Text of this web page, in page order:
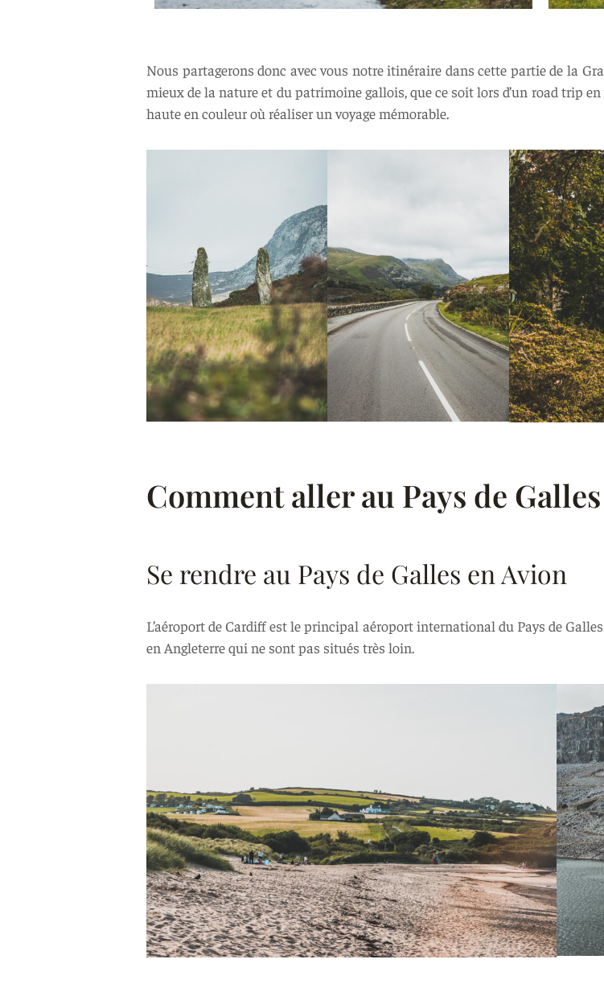
Nous partagerons donc avec vous notre itinéraire dans cette partie de la
mieux de la nature et du patrimoine gallois, que ce soit lors d’un road trip
haute en couleur où réaliser un voyage mémorable.
Comment aller au Pays de
Se rendre au Pays de Galles en Avion
L’aéroport de Cardiff est le principal aéroport international du Pays de
en Angleterre qui ne sont pas situés très loin.